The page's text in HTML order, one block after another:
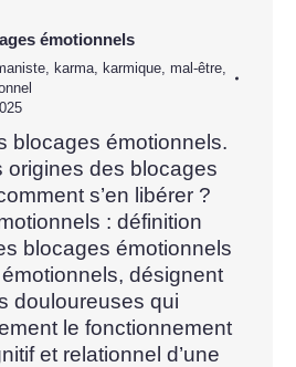
émotionnels
karma karmique mal-être
blocages émotionnels.
origines des blocages
s’en libérer ?
: définition
blocages émotionnels
désignent
douloureuses qui
le fonctionnement
et relationnel d’une